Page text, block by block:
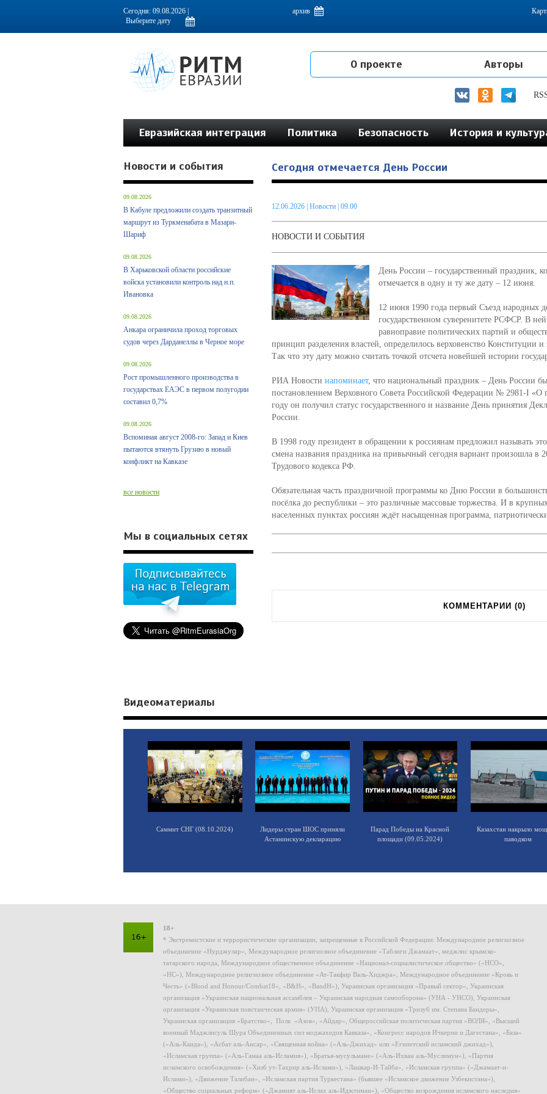
Информационно-аналитическое издание, посвященное актуальным проблемам интеграции на постсоветском пространстве
Сегодня: 09.08.2026 | архив
О проекте Авторы
Евразийская интеграция Политика Безопасность История и
Сегодня отмечается День России
12.06.2026| Новости | 09.00
НОВОСТИ И СОБЫТИЯ
День России – государственный праздник,
отмечается в одну и ту же дату – 12 июня.
12 июня 1990 года первый Съезд народных
государственном суверенитете РСФСР. В
равноправие политических партий и
принцип разделения властей, определилось верховенство Конституции
Так что эту дату можно считать точкой отсчета новейшей истории
РИА Новости напоминает, что национальный праздник – День России
постановлением Верховного Совета Российской Федерации № 2981-I
году он получил статус государственного и название День принятия
России.
В 1998 году президент в обращении к россиянам предложил называть
смена названия праздника на привычный сегодня вариант произошла в
Трудового кодекса РФ.
Обязательная часть праздничной программы ко Дню России в
посёлка до республики – это различные массовые торжества. И в
населенных пунктах россиян ждёт насыщенная программа,
КОММЕНТАРИИ (0)
Новости и события
09.08.2026
В Кабуле предложили создать транзитный
маршрут из Туркменабата в Мазари-
Шариф
09.08.2026
В Харьковской области российские
войска установили контроль над н.п.
Ивановка
09.08.2026
Анкара ограничила проход торговых
судов через Дарданеллы в Черное море
09.08.2026
Рост промышленного производства в
государствах ЕАЭС в первом полугодии
составил 0,7%
09.08.2026
Вспоминая август 2008-го: Запад и Киев
пытаются втянуть Грузию в новый
конфликт на Кавказе
все новости
Мы в социальных сетях
Видеоматериалы
Саммит СНГ (08.10.2024)
Лидеры стран ШОС приняли
Астанинскую декларацию
Парад Победы на Красной
площади (09.05.2024)
Казахстан накрыло
паводком
18+
* Экстремистские и террористические организации, запрещенные в Российской Федерации: Международное религиозное
объединение «Нурджулар», Международное религиозное объединение «Таблиги Джамаат», меджлис крымско-
татарского народа, Международное общественное объединение «Национал-социалистическое общество» («НСО»,
«НС»), Международное религиозное объединение «Ат-Такфир Валь-Хиджра», Международное объединение «Кровь и
Честь» («Blood and Honour/Combat18», «B&H», «BandH»), Украинская организация «Правый сектор», Украинская
организация «Украинская национальная ассамблея – Украинская народная самооборона» (УНА - УНСО), Украинская
организация «Украинская повстанческая армия» (УПА), Украинская организация «Тризуб им. Степана Бандеры»,
Украинская организация «Братство», Полк «Азов», «Айдар», Общероссийская политическая партия «ВОЛЯ», «Высший
военный Маджлисуль Шура Объединенных сил моджахедов Кавказа», «Конгресс народов Ичкерии и Дагестана», «База»
(«Аль-Каида»), «Асбат аль-Ансар», «Священная война» («Аль-Джихад» или «Египетский исламский джихад»),
«Исламская группа» («Аль-Гамаа аль-Исламия»), «Братья-мусульмане» («Аль-Ихван аль-Муслимун»), «Партия
исламского освобождения» («Хизб ут-Тахрир аль-Ислами»), «Лашкар-И-Тайба», «Исламская группа» («Джамаат-и-
Ислами»), «Движение Талибан», «Исламская партия Туркестана» (бывшее «Исламское движение Узбекистана»),
«Общество социальных реформ» («Джамият аль-Ислах аль-Иджтимаи»), «Общество возрождения исламского наследия»